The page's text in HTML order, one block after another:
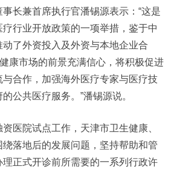
长兼首席执行官潘锡源表示：“这是
行业开放政策的一项举措，鉴于中
了外资投入及外资与本地企业合
康市场的前景充满信心，将积极促进
合作，加强海外医疗专家与医疗技
公共医疗服务。”潘锡源说。
医院试点工作，天津市卫生健康、
落地后的发展问题，坚持帮助和管
正式开诊前所需要的一系列行政许